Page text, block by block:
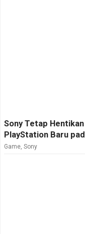
Sony Tetap
PlayStation Baru
Game, Sony